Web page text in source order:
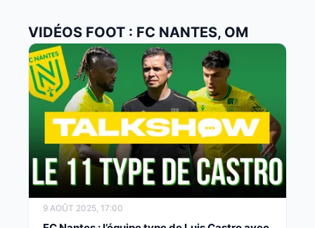
VIDÉOS FOOT : FC NANTES, OM
9 AOÛT 2025, 17:00